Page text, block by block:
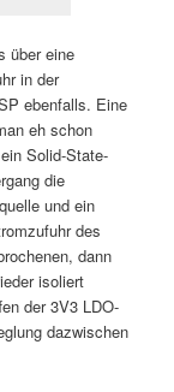
über eine
in der
ebenfalls. Eine
eh schon
Solid-State-
die
und ein
des
dann
isoliert
der 3V3 LDO-
dazwischen